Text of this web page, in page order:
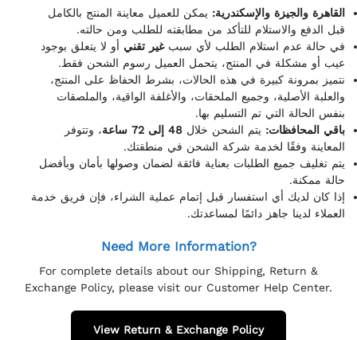
القاهرة والجيزة والإسكندرية: يمكن للعميل معاينة المنتج بالكامل
قبل الدفع والاستلام للتأكد من مطابقته للطلب ومن حالته.
في حالة عدم استلام الطلب لأي سببغير تقني أو لا يتعلق بوجود
عيب أو مشكلة في المنتج، يتحمل العميل رسوم الشحن فقط.
نتميز بمرونة كبيرة في هذه الحالات، بشرط الحفاظ على المنتج،
والعلبة الأصلية، وجميع الملحقات، والأغلفة الواقية، والملصقات
بنفس الحالة التي تم التسليم بها.
باقي المحافظات: يتم الشحن خلال 48 إلى 72 ساعة
، وتتوفر
المعاينة وفقًا لخدمة شركة الشحن في منطقتك.
يتم تغليف جميع الطلبات بعناية فائقة لضمان وصولها بأمان وبأفضل
حالة ممكنة.
إذا كان لديك أي استفسار قبل إتمام عملية الشراء، فإن فريق خدمة
العملاء لدينا جاهز دائمًا لمساعدتك.
Need More Information?
For complete details about our Shipping, Return &
Exchange Policy, please visit our Customer Help Center.
View Return & Exchange Policy